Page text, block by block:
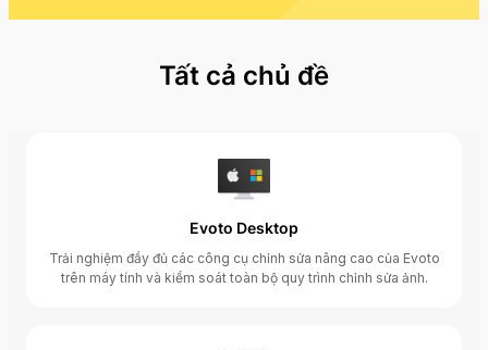
Tất cả chủ đề
Evoto Desktop
Trải nghiệm đầy đủ các công cụ chỉnh sửa nâng cao của Evoto
trên máy tính và kiểm soát toàn bộ quy trình chỉnh sửa ảnh.